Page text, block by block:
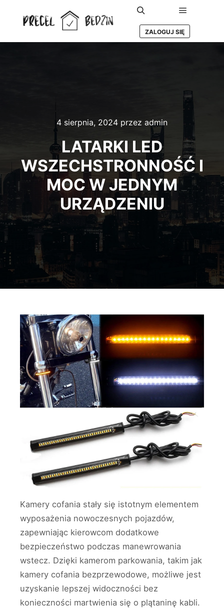
Szukaj Główne
ZALOGUJ SIĘ
4 sierpnia, 2024 przez admin
LATARKI LED
WSZECHSTRONNOŚĆ I
MOC W JEDNYM
URZĄDZENIU
Kamery cofania stały się istotnym elementem
wyposażenia nowoczesnych pojazdów,
zapewniając kierowcom dodatkowe
bezpieczeństwo podczas manewrowania
wstecz. Dzięki kamerom parkowania, takim jak
kamery cofania bezprzewodowe, możliwe jest
uzyskanie lepszej widoczności bez
konieczności martwienia się o plątaninę kabli.